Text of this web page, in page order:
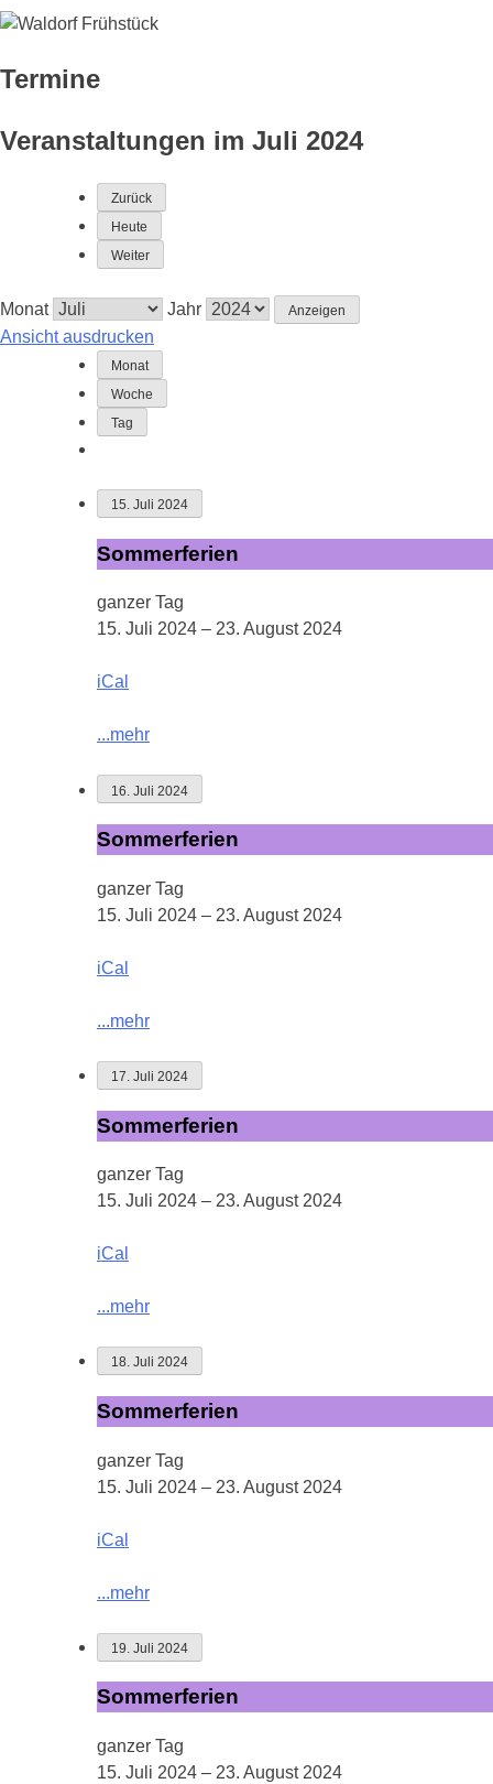
Termine
Veranstaltungen im Juli 2024
Zurück
Heute
Weiter
Monat
Jahr
Ansichtausdrucken
Monat
Woche
Tag
15. Juli 2024
Sommerferien
Sommerferien
ganzer Tag
15. Juli 2024 – 23. August 2024
iCal
...mehr
16. Juli 2024
Sommerferien
Sommerferien
ganzer Tag
15. Juli 2024 – 23. August 2024
iCal
...mehr
17. Juli 2024
Sommerferien
Sommerferien
ganzer Tag
15. Juli 2024 – 23. August 2024
iCal
...mehr
18. Juli 2024
Sommerferien
Sommerferien
ganzer Tag
15. Juli 2024 – 23. August 2024
iCal
...mehr
19. Juli 2024
Sommerferien
Sommerferien
ganzer Tag
15. Juli 2024 – 23. August 2024